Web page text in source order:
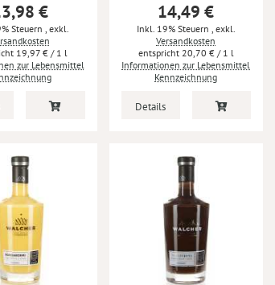
€
Steuern, exkl.
19,97 €/ 1 l
zur Lebensmittel
14,49 €
Inkl. 19% Steuern , exkl.
Versandkosten
20,70 €/ 1 l
Informationen zur Lebensmittel
Kennzeichnung
Details